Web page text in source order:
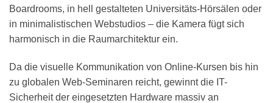
Boardrooms, in hell gestalteten Universitäts-Hörsälen oder
in minimalistischen Webstudios – die Kamera fügt sich
harmonisch in die Raumarchitektur ein.
Da die visuelle Kommunikation von Online-Kursen bis hin
zu globalen Web-Seminaren reicht, gewinnt die IT-
Sicherheit der eingesetzten Hardware massiv an